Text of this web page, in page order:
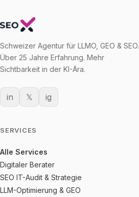
Schweizer Agentur für LLMO, GEO & SEO.
Über 25 Jahre Erfahrung. Mehr
Sichtbarkeit in der KI-Ära.
in 𝕏 ig
SERVICES
Alle Services
Digitaler Berater
SEO IT-Audit & Strategie
LLM-Optimierung & GEO